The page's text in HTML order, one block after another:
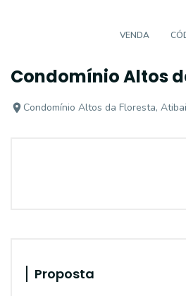
VENDA
Condomínio Altos
Condomínio Altos da Floresta,
Proposta